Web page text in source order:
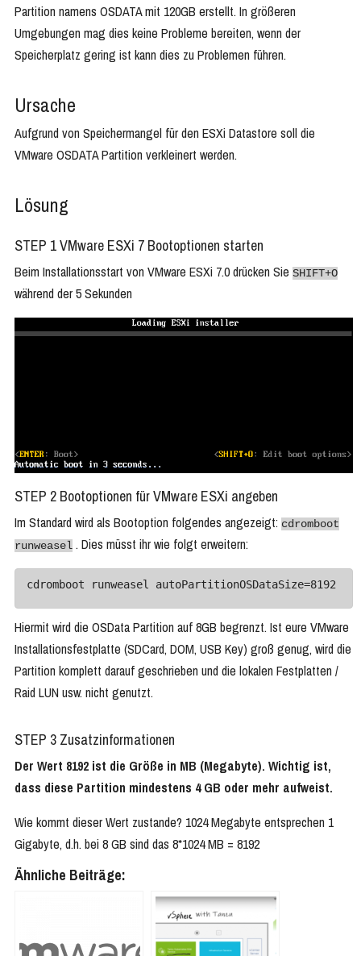
Partition namens OSDATA mit 120GB erstellt. In größeren
Umgebungen mag dies keine Probleme bereiten, wenn der
Speicherplatz gering ist kann dies zu Problemen führen.
Ursache
Aufgrund von Speichermangel für den ESXi Datastore soll die
VMware OSDATA Partition verkleinert werden.
Lösung
STEP 1 VMware ESXi 7 Bootoptionen starten
Beim Installationsstart von VMware ESXi 7.0 drücken Sie SHIFT+O
während der 5 Sekunden
STEP 2 Bootoptionen für VMware ESXi angeben
Im Standard wird als Bootoption folgendes angezeigt: cdromboot
runweasel . Dies müsst ihr wie folgt erweitern:
cdromboot runweasel autoPartitionOSDataSize=8192
Hiermit wird die OSData Partition auf 8GB begrenzt. Ist eure VMware
Installationsfestplatte (SDCard, DOM, USB Key) groß genug, wird die
Partition komplett darauf geschrieben und die lokalen Festplatten /
Raid LUN usw. nicht genutzt.
STEP 3 Zusatzinformationen
Der Wert 8192 ist die Größe in MB (Megabyte). Wichtig ist,
dass diese Partition mindestens 4 GB oder mehr aufweist.
Wie kommt dieser Wert zustande? 1024 Megabyte entsprechen 1
Gigabyte, d.h. bei 8 GB sind das 8*1024 MB = 8192
Ähnliche Beiträge: